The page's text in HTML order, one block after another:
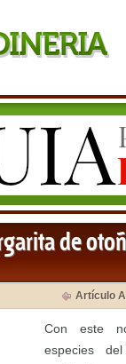
de
Artículo
Con este
especies